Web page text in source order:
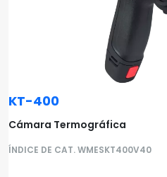
KT-400
Cámara Termográfica
ÍNDICE DE CAT. WMESKT400V40